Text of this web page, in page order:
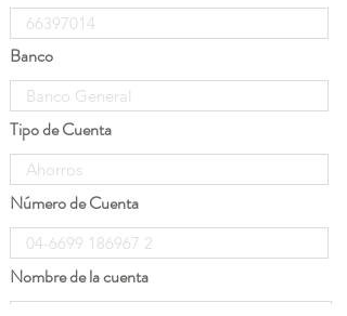
Banco
Tipo de Cuenta
Número de Cuenta
Nombre de la cuenta